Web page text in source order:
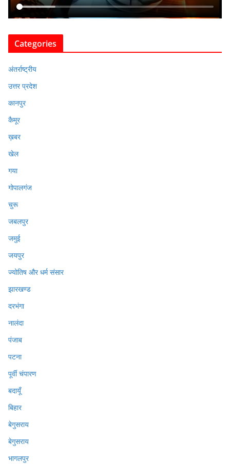
Categories
अंतर्राष्ट्रीय
उत्तर प्रदेश
कानपुर
कैमूर
ख़बर
खेल
गया
गोपालगंज
चुरू
जबलपुर
जमुई
जयपुर
ज्योतिष और धर्म संसार
झारखण्ड
दरभंगा
नालंदा
पंजाब
पटना
पूर्वी चंपारण
बदायूँ
बिहार
बेगुसराय
बेगुसराय
भागलपुर